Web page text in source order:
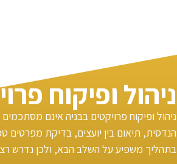
ניהול ופיקוח
ניהול ופיקוח פרויקטים בבניה אינם
הנדסית, תיאום בין יועצים, בדיקת מפרטים
בתהליך משפיע על השלב הבא, ולכן נדרש